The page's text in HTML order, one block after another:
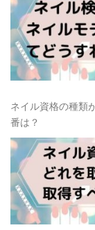
ネイル資格の種類
番は？